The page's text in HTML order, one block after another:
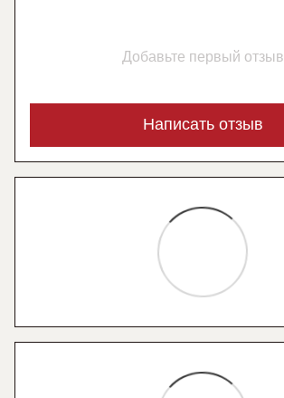
Добавьте первый отзыв
Написать отзыв